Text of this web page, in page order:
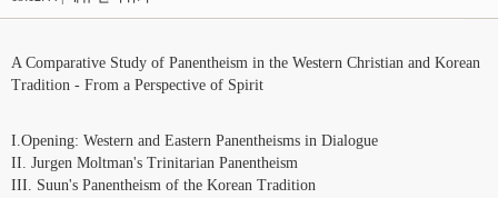
A Comparative Study of Panentheism in the Western Christian and Korean
Tradition - From a Perspective of Spirit
I.Opening: Western and Eastern Panentheisms in Dialogue
II. Jurgen Moltman's Trinitarian Panentheism
III. Suun's Panentheism of the Korean Tradition